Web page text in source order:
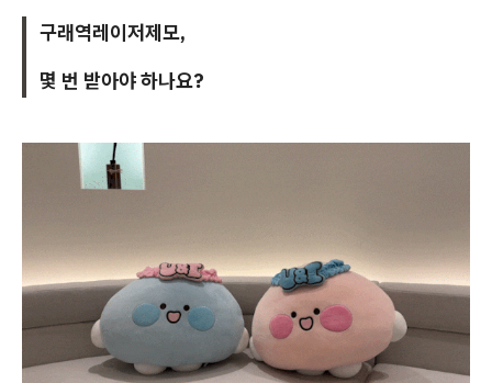
구래역레이저제모,
몇 번 받아야 하나요?